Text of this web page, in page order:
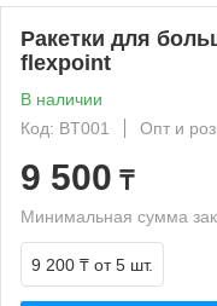
Ракетки для
flexpoint
В наличии
Код: BT001
Опт и
9 500 ₸
Минимальная сумма
9 200 ₸ от 5 шт.